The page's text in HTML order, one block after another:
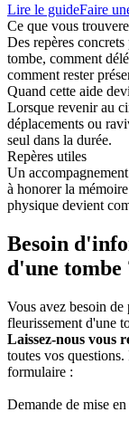
Lire le guideFaire
Ce que vous
Des repères
tombe, comment
comment rester
Quand cette aide
Lorsque revenir au
déplacements ou
seul dans la durée.
Repères utiles
Un
à honorer la
physique devient
Besoin
d'une tombe
Vous avez besoin
fleurissement d'une
Laissez-nous vous
toutes vos
formulaire :
Demande de mise